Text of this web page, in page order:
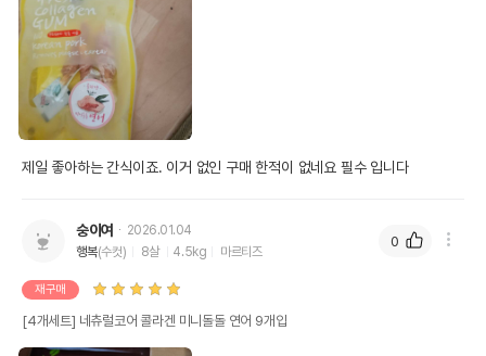
제일 좋아하는 간식이죠. 이거 없인 구매 한적이 없네요 필수 입니다
숭이여
2026.01.04
행복(수컷) 8살 4.5kg 마르티즈
재구매
[4개세트] 네츄럴코어 콜라겐 미니돌돌 연어 9개입
0